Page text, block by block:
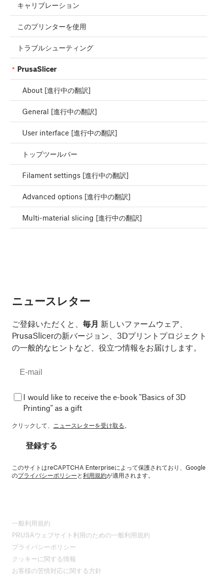
キャリブレーション
このプリンターを使用
トラブルシューティング
PrusaSlicer
About [進行中の翻訳]
General [進行中の翻訳]
User interface [進行中の翻訳]
トップツールバー
Filament settings [進行中の翻訳]
Advanced options [進行中の翻訳]
Multi-material slicing [進行中の翻訳]
ニュースレター
ご登録いただくと、 毎月 新しいファームウェア、
PrusaSlicerの新バージョン、3Dプリントプロジェクト
の一般的なヒントなど、役立つ情報をお届けします。
I would like to receive the e-book "Basics of 3D
Printing" as a gift
クリックして、 ニュースレターを受け取る。
登録する
このサイトはreCAPTCHA Enterpriseによって保護されており、Google
のプライバシーポリシーと利用規約が適用されます。
一般利用規約
PRUSAウェブサイト利用のための一般利用規約
プライバシーポリシー
クッキーに関する情報
お客様の苦情対応に関する方針